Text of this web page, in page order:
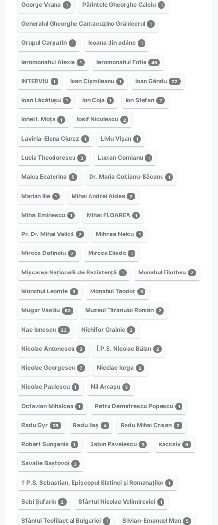
George Vrana 1 Părintele Gheorghe Calciu 1
Generalul Gheorghe Cantacuzino Grănicerul 1
Grupul Carpatin 1 Icoana din adânc 1
Ieromonahul Alexie 1 Ieromonahul Fotie 45
INTERVIU 1 Ioan Cișmileanu 1 Ioan Gându 22
Ioan Lăcătușu 1 Ion Coja 1 Ion Ștefan 2
Ionel I. Moța 1 Iosif Niculescu 2
Lavinia-Elena Ciurez 1 Liviu Vișan 1
Lucia Theodorescu 3 Lucian Cornianu 1
Maica Ecaterina 5 Dr. Maria Cobianu-Băcanu 1
Marian Ilie 1 Mihai Andrei Aldea 2
Mihai Eminescu 1 Mihai FLOAREA 1
Pr. Dr. Mihai Valică 7 Mihnea Neicu 1
Mircea Dafinoiu 2 Mircea Eliade 1
Mișcarea Națională de Rezistență 1 Monahul Filotheu 2
Monahul Leontie 3 Monahul Teodot 3
Mugur Vasiliu 63 Muzeul Țăranului Român 2
Nae Ionescu 23 Nichifor Crainic 2
Nicolae Antonescu 3 Î.P.S. Nicolae Bălan 2
Nicolae Georgescu 7 Nicolae Iorga 2
Nicolae Paulescu 1 Nil Arcașu 9
Octavian Mihalcea 1 Petru Demetrescu Popescu 1
Radu Gyr 26 Radu Ilaș 4 Radu Mihai Crișan 2
Robert Sungenis 1 Sabin Pavelescu 3 saccsiv 5
Savatie Baștovoi 3
† P.S. Sebastian, Episcopul Slatinei și Romanaților 1
Sebi Șufariu 2 Sfântul Nicolae Velimirovici 1
Sfântul Teofilact al Bulgariei 1 Silvian-Emanuel Man 5